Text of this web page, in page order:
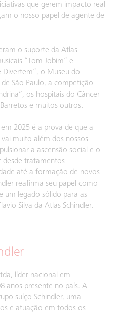
que gerem impacto real
o nosso papel de agente de
o suporte da Atlas
“Tom Jobim” e
Divertem”, o Museu do
São Paulo, a competição
os hospitais do Câncer
e muitos outros.
2025 é a prova de que a
muito além dos nossos
a ascensão social e o
desde tratamentos
até a formação de novos
reafirma seu papel como
um legado sólido para as
Silva da Atlas Schindler.
líder nacional em
anos presente no país. A
suíço Schindler, uma
e atuação em todos os